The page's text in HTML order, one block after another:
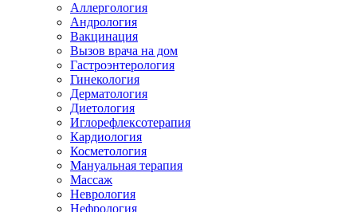
Аллергология
Андрология
Вакцинация
Вызов врача на дом
Гастроэнтерология
Гинекология
Дерматология
Диетология
Иглорефлексотерапия
Кардиология
Косметология
Мануальная терапия
Массаж
Неврология
Нефрология